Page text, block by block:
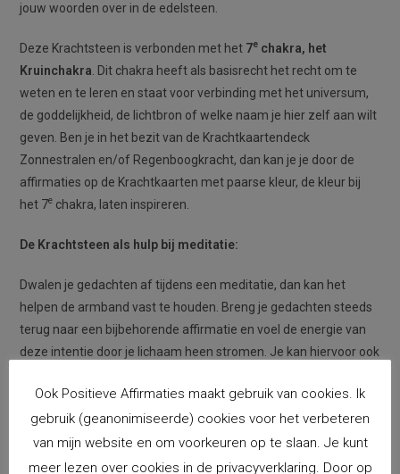
jouw woorden over in de edelsteen.
Deze Krachtsteen is verbonden met het 7e chakra, het
Kruinchakra . Dit chakra heeft als basisrecht het recht om te
weten en te leren en staat voor verbinding met het universum,
de goddelijkheid, de lichtbron of welke naam je hier zelf aan wilt
geven. Ben je in het bezit van de Krachtkaartendeck
Zonnestralen en/of Regenboogkracht, dan kan je je door de
affirmaties op de Krachtkaarten met paarse kleur, de kleur bij
het 7e chakra, laten inspireren.
De Krachtsteen als hulp bij meditatie:
Dwalen je gedachten af tijdens een meditatie, dan kan het
helpen de armband vast te houden. Breng je gedachten steeds
terug naar een bijbehorende affirmatie en voel de energie van
deze intentie door je lichaam heen stromen. Je kan hiervoor ook
bij gebruiken.
De Krachtstenen zijn ingekocht bij een betrouwbare
Ook Positieve Affirmaties maakt gebruik van cookies. Ik
gebruik (geanonimiseerde) cookies voor het verbeteren
van mijn website en om voorkeuren op te slaan. Je kunt
meer lezen over cookies in de privacyverklaring. Door op